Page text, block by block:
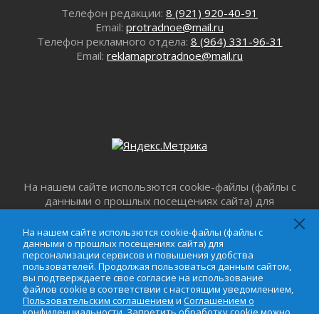
03 августа 2026
Строительные компании Ленобласти
подняли зарплаты почти на 40% за год
Уроки безопасности для детей и взрослых
десантных войск
02 августа 2026
02 августа 2026
Ленобласть отметила заслуги жителей перед
регионом и страной
02 августа 2026
Ладога — не пруд
Телефон редакции: 8 (921) 920-40-91
Email: protradnoe@mail.ru
Телефон рекламного отдела: 8 (964) 331-96-31
Email: reklamaprotradnoe@mail.ru
На нашем сайте использются cookie-файлы (файлы с
данными о прошлых посещениях сайта) для
пользователей. Продолжая пользоваться данным
сайтом, вы подтверждаете свое согласие на
использование файлов cookie в соответствии с
настоящим уведомлением,Пользовательским
соглашениеми Соглашением о
конфиденциальности. Запретить обработку cookie
На нашем сайте использются cookie-файлы (файлы с
данными о прошлых посещениях сайта) для
персонализации сервисов и повышения удобства
пользователей. Продолжая пользоваться данным сайтом,
вы подтверждаете свое согласие на использование
файлов cookie в соответствии с настоящим уведомлением,
Пользовательским соглашением и Соглашением о